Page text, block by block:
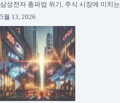
삼성전자 총파업 위기, 주식 시장에 미치
5월 13, 2026